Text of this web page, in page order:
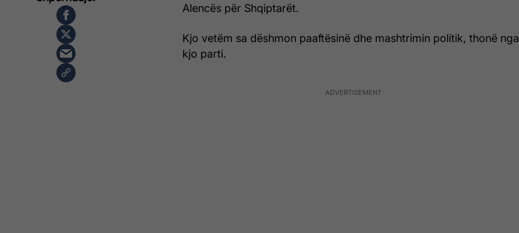
Alencës për Shqiptarët.
Kjo vetëm sa dëshmon paaftësinë dhe mashtrimin politik, thonë nga
kjo parti.